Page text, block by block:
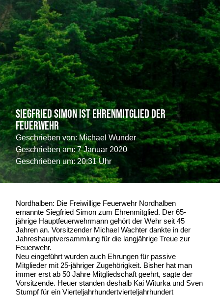
Siegfried Simon ist Ehrenmitglied der
Feuerwehr
Geschrieben von:Michael Wunder
Geschrieben am: 7 Januar 2020
Geschrieben um: 20:31 Uhr
Nordhalben: Die Freiwillige Feuerwehr Nordhalben
ernannte Siegfried Simon zum Ehrenmitglied. Der 65-
jährige Hauptfeuerwehrmann gehört der Wehr seit 45
Jahren an. Vorsitzender Michael Wachter dankte in der
Jahreshauptversammlung für die langjährige Treue zur
Feuerwehr.
Neu eingeführt wurden auch Ehrungen für passive
Mitglieder mit 25-jähriger Zugehörigkeit. Bisher hat man
immer erst ab 50 Jahre Mitgliedschaft geehrt, sagte der
Vorsitzende. Heuer standen deshalb Kai Witurka und Sven
Stumpf für ein Vierteljahrhundertvierteljahrhundert